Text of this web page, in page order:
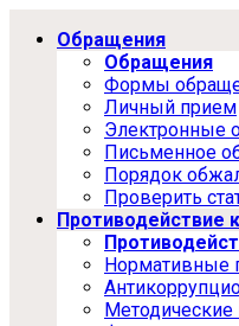
Обращения
Обращения
Формы
Личный прием
Электронные
Письменное
Порядок
Проверить
Противодействие
Нормативные